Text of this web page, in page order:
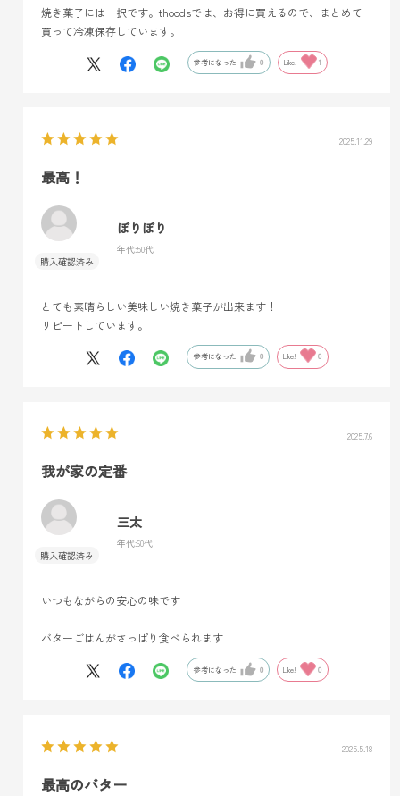
焼き菓子には一択です。thoodsでは、お得に買えるので、まとめて
買って冷凍保存しています。
参考になった 0 Like! 1
2025.11.29
最高！
ぼりぼり
年代:50代
とても素晴らしい美味しい焼き菓子が出来ます！
リピートしています。
参考になった 0 Like! 0
2025.7.6
我が家の定番
三太
年代:60代
いつもながらの安心の味です
バターごはんがさっぱり食べられます
参考になった 0 Like! 0
2025.5.18
最高のバター